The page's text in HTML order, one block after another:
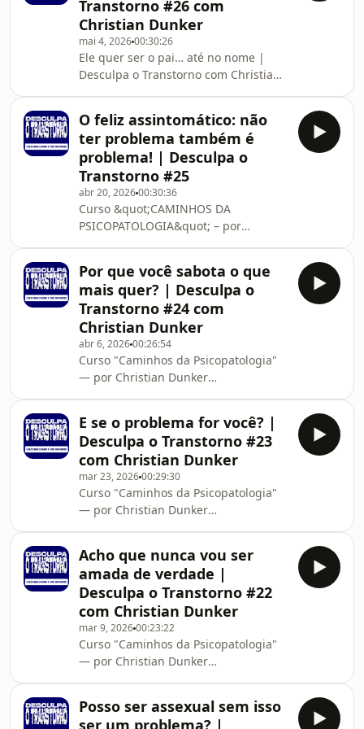
anos em terapia, ela encontra um
psicanalista homem e passa a viver
uma relação marcada por tensão,
provocação, desejo, competição e
embates constantes sobre quem está
no controle da situa
Transtorno #26 com
Christian Dunker
mai 4, 202600:30:26
Ele quer ser o pai… até no nome |
Desculpa o Transtorno com Christian
carta de uma mãe preocupada com o
filho de 13 anos que insiste em ser
chamado pelo nome do pai. O que
começou como uma brincadeira na
infância se manteve ao longo dos
anos e passou a gerar conflitos,
especialmente quando a escola passa
a reconhecer esse nov
O feliz assintomático: não
ter problema também é
problema! | Desculpa o
Transtorno #25
abr 20, 202600:30:36
Curso &quot;CAMINHOS DA
PSICOPATOLOGIA&quot; – por
Dunkerhttps://www.cursopsicopatologia.comSou
feliz demais… isso é um problema? |
Desculpa o Transtorno #25 com
Christian DunkerNeste episódio do
Desculpa o Transtorno, lemos a carta
de um homem de 33 anos que afirma
algo raro e desconcertante: ele é feliz
há muito tempo e não encontra em si
sintomas, traumas ou grandes
conflitos. Em um m
Por que você sabota o que
mais quer? | Desculpa o
Transtorno #24 com
Christian Dunker
abr 6, 202600:26:54
Curso "Caminhos da Psicopatologia"
— por Christian Dunker
você receberá acesso à aula gratuita
sobre transtornos neurocognitivos e
transtornos do
neurodesenvolvimento, além de
desconto na sua inscrição. Ela tem
tudo. Então por que não consegue
escrever? | Desculpa o Transtorno
#24 com Christian Dunker Neste
episódio do D
E se o problema for você? |
Desculpa o Transtorno #23
com Christian Dunker
mar 23, 202600:29:30
Curso "Caminhos da Psicopatologia"
— por Christian Dunker
você receberá acesso à aula gratuita
sobre transtornos neurocognitivos e
transtornos do
neurodesenvolvimento, além de
desconto na sua inscrição. E se o
problema for você? | Desculpa o
Transtorno #23 com Christian Dunker
Neste episódio do Desculpa o
Transtorno, lem
Acho que nunca vou ser
amada de verdade |
Desculpa o Transtorno #22
com Christian Dunker
mar 9, 202600:23:22
Curso "Caminhos da Psicopatologia"
— por Christian Dunker
você receberá acesso à aula gratuita
Posso ser assexual sem isso
ser um problema? |